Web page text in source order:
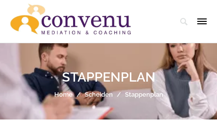
STAPPENPLAN
Home / Scheiden / Stappenplan